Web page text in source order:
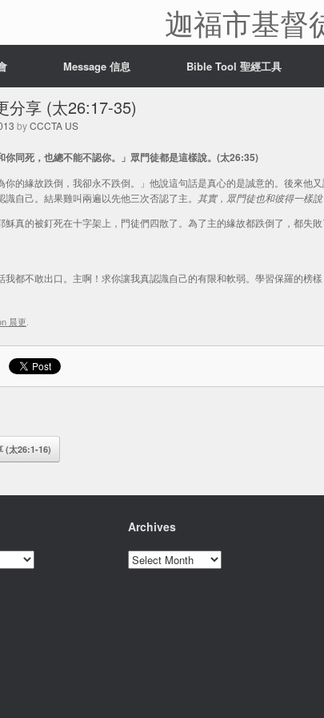
迦福市基督
Message 信息 Bible Tool 聖經工具
分享 (太26:17-35)
byCCCTA US
你同死，也總不能不認你。」眾門徒都是這樣說。(太26:35)
你的緣故跌倒，我卻永不跌倒。」他說這句話是真心的是誠意的。後來他
自己。結果雞叫兩遍以先他三次否認了主。 其實，眾門徒也和彼得一樣說
穌真的被釘死在十字架上，門徒們四散了。為了主的緣故都跌倒了，都失
我都不敢出口。主啊！求你讓我真認識自己的有限和軟弱。學習保羅的榜
晨更
(太26:1-16)
Archives
Archives